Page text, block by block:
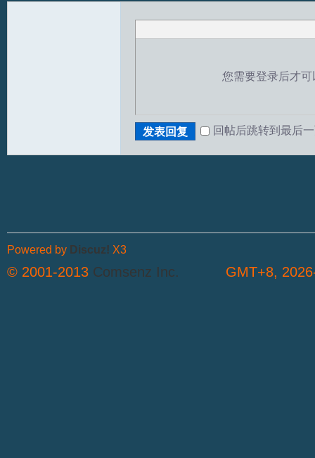
您需要登录后才
发表回复 回帖后跳转到最后
GMT+8,
Powered by Discuz! X3
© 2001-2013 Comsenz Inc.